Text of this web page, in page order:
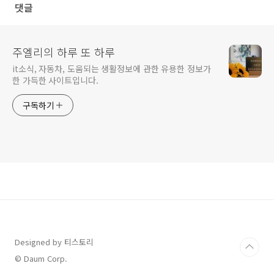
댓글
주엘리의 하루 또 하루
it소식, 자동차, 도움되는 생활정보에 관한 유용한 정보가
한 가득한 사이트입니다.
구독하기
Designed by 티스토리
© Daum Corp.